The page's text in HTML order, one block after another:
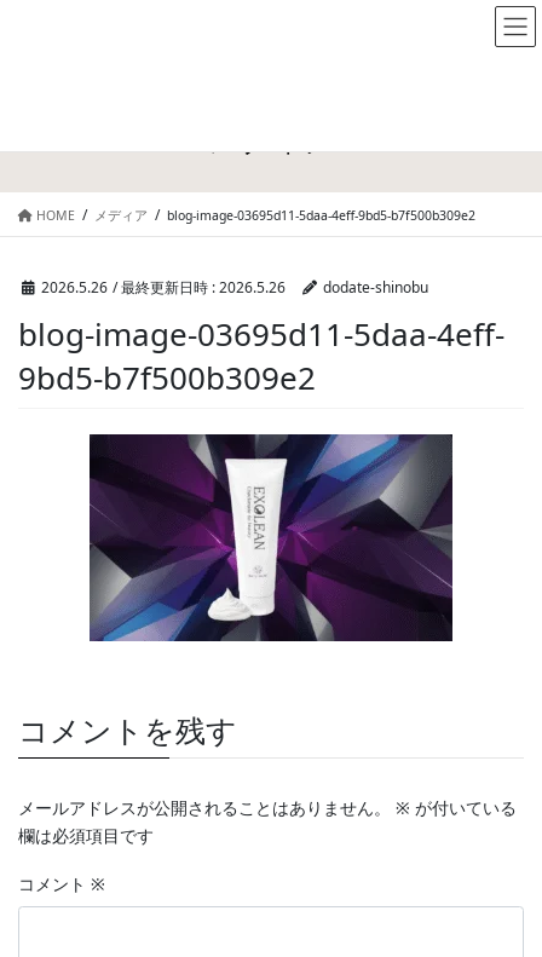
HOME メディア blog-image-03695d11-5daa-4eff-9bd5-b7f500b309e2
2026.5.26 / 最終更新日時 :2026.5.26 dodate-shinobu
blog-image-03695d11-5daa-4eff-
9bd5-b7f500b309e2
コメントを残す
メールアドレスが公開されることはありません。 ※ が付いている
欄は必須項目です
コメント ※